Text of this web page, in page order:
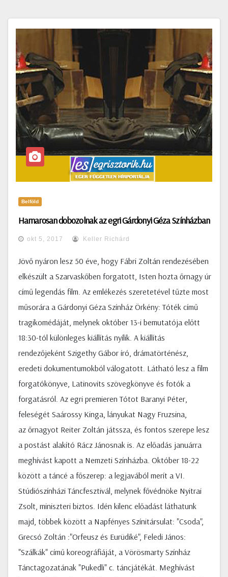
Belföld
Hamarosan dobozolnak az egri Gárdonyi Géza Színházban
okt 5, 2017 Keller Richárd
Jövő nyáron lesz 50 éve, hogy Fábri Zoltán rendezésében
elkészült a Szarvaskőben forgatott, Isten hozta őrnagy úr
című legendás film. Az emlékezés szeretetével tűzte most
műsorára a Gárdonyi Géza Színház Örkény: Tóték című
tragikomédáját, melynek október 13-i bemutatója előtt
18:30-tól különleges kiállítás nyílik. A kiállítás
rendezőjeként Szigethy Gábor író, drámatörténész,
eredeti dokumentumokból válogatott. Látható lesz a film
forgatókönyve, Latinovits szövegkönyve és fotók a
forgatásról. Az egri premieren Tótot Baranyi Péter,
feleségét Saárossy Kinga, lányukat Nagy Fruzsina,
az őrnagyot Reiter Zoltán játssza, és fontos szerepe lesz
a postást alakító Rácz Jánosnak is. Az előadás januárra
meghívást kapott a Nemzeti Színházba. Október 18-22
között a táncé a főszerep: a legjavából merít a VI.
Stúdiószínházi Táncfesztivál, melynek fővédnöke Nyitrai
Zsolt, miniszteri biztos. Idén kilenc előadást láthatunk
majd, többek között a Napfényes Színitársulat: "Csoda",
Grecsó Zoltán :"Orfeusz és Eurüdiké", Feledi János:
"Szálkák" című koreográfiáját, a Vörösmarty Színház
Tánctagozatának "Pukedli" c. táncjátékát. Meghívást